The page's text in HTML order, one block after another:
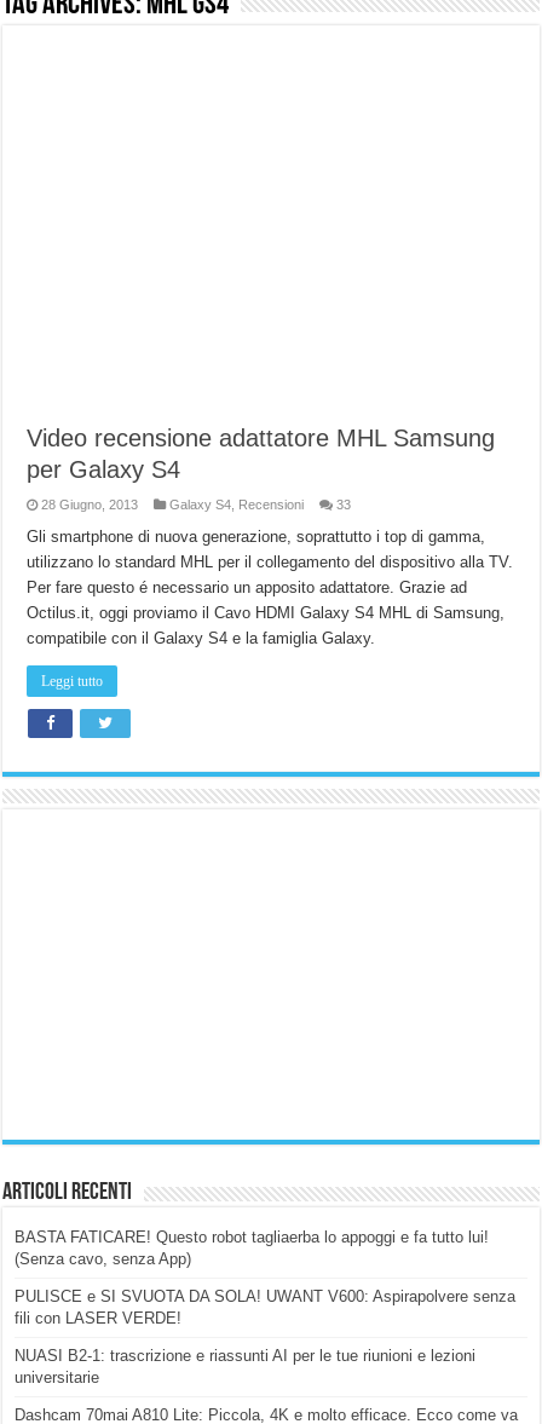
Video recensione adattatore MHL Samsung
per Galaxy S4
28 Giugno, 2013 Galaxy S4 Recensioni 33
Gli smartphone di nuova generazione, soprattutto i top di gamma,
utilizzano lo standard MHL per il collegamento del dispositivo alla TV.
Per fare questo é necessario un apposito adattatore. Grazie ad
Octilus.it, oggi proviamo il Cavo HDMI Galaxy S4 MHL di Samsung,
compatibile con il Galaxy S4 e la famiglia Galaxy.
Leggi tutto
Articoli Recenti
BASTA FATICARE! Questo robot tagliaerba lo appoggi e fa tutto lui!
(Senza cavo, senza App)
PULISCE e SI SVUOTA DA SOLA! UWANT V600: Aspirapolvere senza
fili con LASER VERDE!
NUASI B2-1: trascrizione e riassunti AI per le tue riunioni e lezioni
universitarie
Dashcam 70mai A810 Lite: Piccola, 4K e molto efficace. Ecco come va